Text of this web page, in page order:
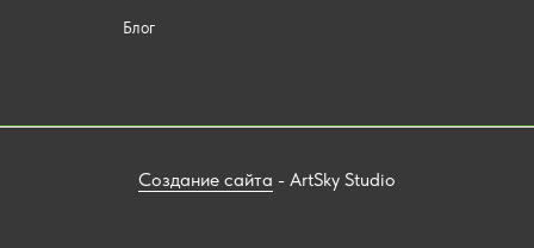
Блог
Создание сайта - ArtSky Studio